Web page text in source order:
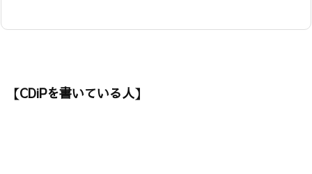
【CDiPを書いている人】